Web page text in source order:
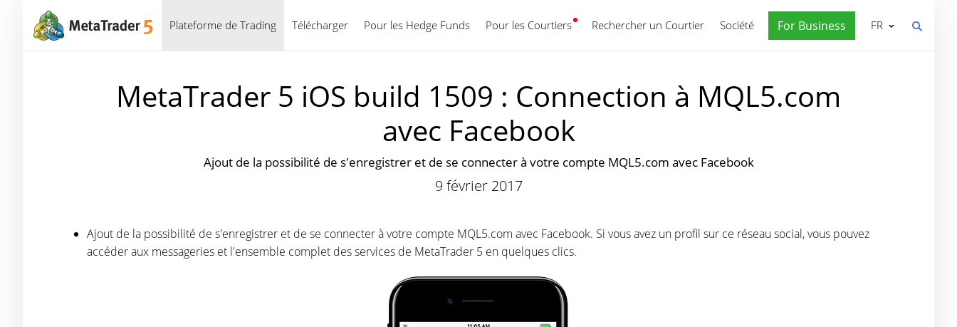
Plateforme de Trading Télécharger Pour les Hedge Funds Pour les Courtiers Rechercher un Courtier Société For Business
Français FR
MetaTrader 5 iOS build 1509 : Connection à MQL5.com
avec Facebook
Ajout de la possibilité de s'enregistrer et de se connecter à votre compte MQL5.com avec Facebook
9 février 2017
Ajout de la possibilité de s'enregistrer et de se connecter à votre compte MQL5.com avec Facebook. Si vous avez un profil sur ce réseau social, vous pouvez
accéder aux messageries et l'ensemble complet des services de MetaTrader 5 en quelques clics.